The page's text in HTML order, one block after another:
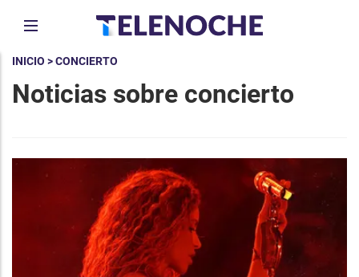
INICIO > CONCIERTO
Noticias sobre concierto